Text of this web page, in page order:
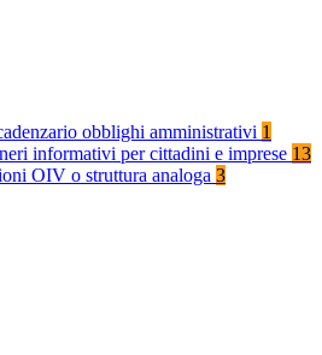
obblighi amministrativi 1
informativi per cittadini e imprese 13
OIV o struttura analoga 3